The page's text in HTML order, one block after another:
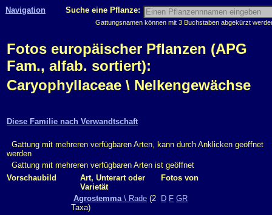
Navigation Suche eine Pflanze:
Gattungsnamen können mit 3 Buchstaben abgekürzt
Fotos europäischer Pflanzen (APG
Fam., alfab. sortiert):
Caryophyllaceae \ Nelkengewächse
Diese Familie nach Verwandtschaft
Gattung mit mehreren verfügbaren Arten, kann durch Anklicken geöffnet
werden
Gattung mit mehreren verfügbaren Arten ist geöffnet
Vorschaubild
Art, Unterart oder
Varietät
Fotos von
Agrostemma\ Rade (2
Taxa)
D F GR